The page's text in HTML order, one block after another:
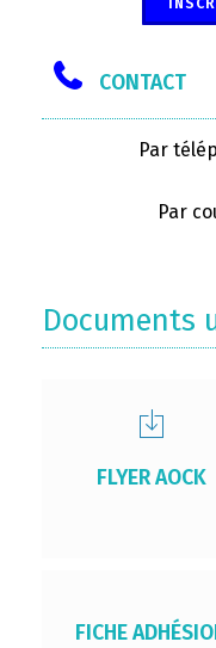
CONTACT
Par
Par
Documents
FLYER AOCK
FICHE